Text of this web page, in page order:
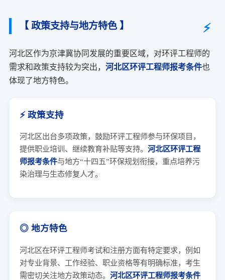
【 政策支持与地方特色 】
河北区作为京津冀协同发展的重要区域，对环评工程师的
需求和政策支持较为突出， 河北区环评工程师报考条件也
体现了地方特色。
⚡ 政策支持
河北区出台多项政策，鼓励环评工程师参与环保项目，
提供职业培训、继续教育补贴等支持。 河北区环评工程
师报考条件与地方“十四五”环保规划衔接，重点培养污
染治理与生态修复人才。
◎ 地方特色
河北区在环评工程师考试和注册方面有特定要求，例如
对专业背景、工作经验、职业资格等有明确标准，考生
需密切关注地方政策动态。 河北区环评工程师报考条件